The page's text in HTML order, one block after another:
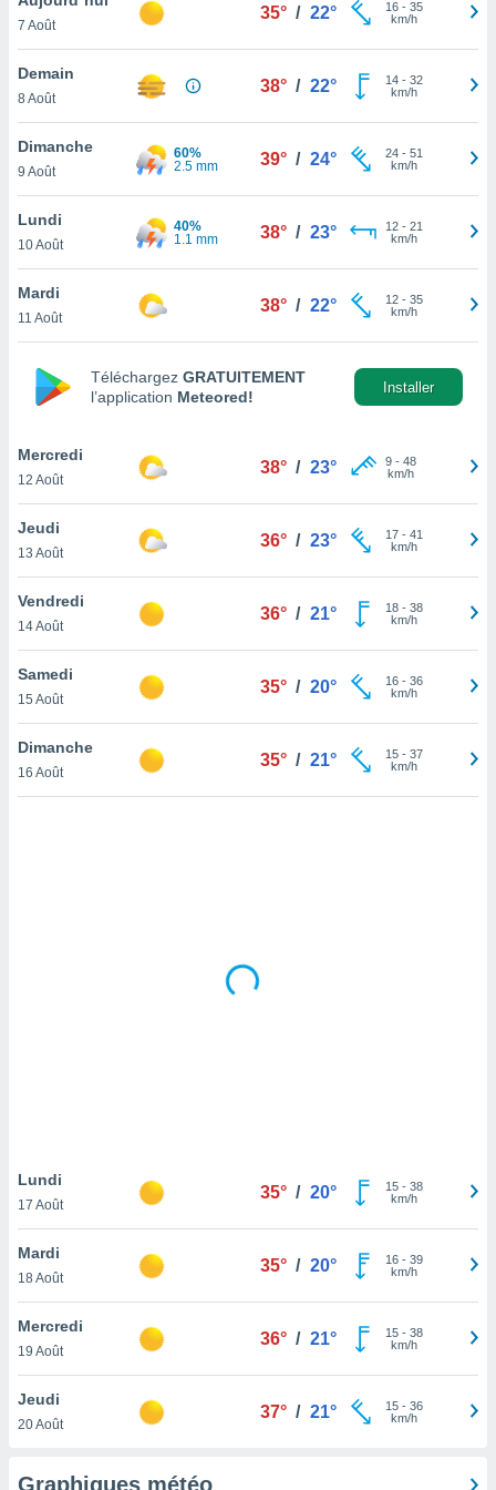
et
»,
au
vous
qu'ils
ou
le
ainsi
un
la
du
votre
à
en
le
notre
que
et que
7 Août
35° / 22° 16- 35
km/h
Demain
8 Août
38° / 22° 14- 32
km/h
Dimanche
9 Août
60%
2.5 mm
39° / 24° 24- 51
km/h
Lundi
10 Août
40%
1.1 mm
38° / 23° 12- 21
km/h
Mardi
11 Août
38° / 22° 12- 35
km/h
Téléchargez GRATUITEMENT
l’application Meteored!
Installer
Mercredi
12 Août
38° / 23° 9- 48
km/h
Jeudi
13 Août
36° / 23° 17- 41
km/h
Vendredi
14 Août
36° / 21° 18- 38
km/h
Samedi
15 Août
35° / 20° 16- 36
km/h
Dimanche
16 Août
35° / 21° 15- 37
km/h
Lundi
17 Août
35° / 20° 15- 38
km/h
Mardi
18 Août
35° / 20° 16- 39
km/h
Mercredi
19 Août
36° / 21° 15- 38
km/h
Jeudi
20 Août
37° / 21° 15- 36
km/h
Graphiques météo